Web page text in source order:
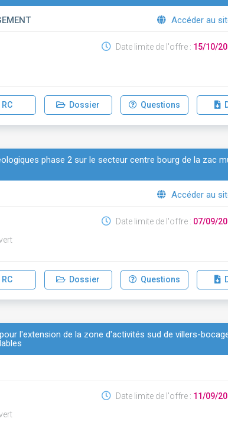
Accéder au
Date limite de l'offre : 15/10/
RC Dossier Questions
phase 2 sur le secteur centre bourg de la zac
Accéder au
Date limite de l'offre : 07/09/
RC Dossier Questions
l'extension de la zone d'activités sud de villers-
Date limite de l'offre : 11/09/